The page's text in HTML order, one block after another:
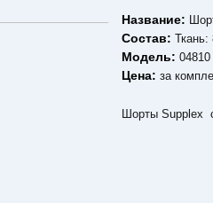
Название:
Состав:Ткань:
Модель:04810
Цена:за
Шорты Supplex